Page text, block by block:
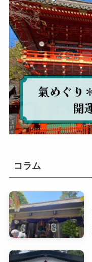
コラム